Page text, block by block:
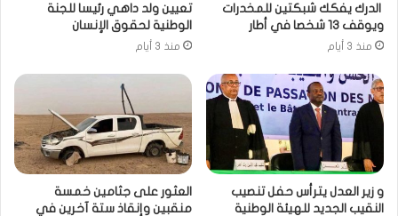
الدرك يفكك شبكتين للمخدرات
ويوقف 13 شخصا في أطار
منذ 3 أيام
تعيين ولد داهي رئيسا للجنة
الوطنية لحقوق الإنسان
منذ 3 أيام
و زير العدل يترأس حفل تنصيب
النقيب الجديد للهيئة الوطنية
العثور على جثامين خمسة
منقبين وإنقاذ ستة آخرين في